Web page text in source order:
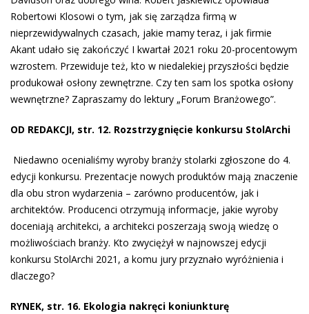
Robertowi Klosowi o tym, jak się zarządza firmą w
nieprzewidywalnych czasach, jakie mamy teraz, i jak firmie
Akant udało się zakończyć I kwartał 2021 roku 20-procentowym
wzrostem. Przewiduje też, kto w niedalekiej przyszłości będzie
produkował osłony zewnętrzne. Czy ten sam los spotka osłony
wewnętrzne? Zapraszamy do lektury „Forum Branżowego”.
OD REDAKCJI, str. 12. Rozstrzygnięcie konkursu StolArchi
Niedawno ocenialiśmy wyroby branży stolarki zgłoszone do 4.
edycji konkursu. Prezentacje nowych produktów mają znaczenie
dla obu stron wydarzenia – zarówno producentów, jak i
architektów. Producenci otrzymują informacje, jakie wyroby
doceniają architekci, a architekci poszerzają swoją wiedzę o
możliwościach branży. Kto zwyciężył w najnowszej edycji
konkursu StolArchi 2021, a komu jury przyznało wyróżnienia i
dlaczego?
RYNEK, str. 16. Ekologia nakręci koniunkturę